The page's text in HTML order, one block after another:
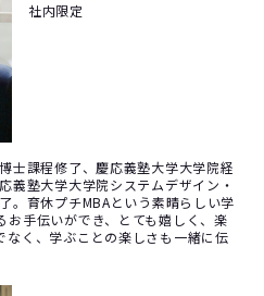
社内限定
士課程修了、慶応義塾大学大学院経
義塾大学大学院システムデザイン・
。育休プチMBAという素晴らしい学
お手伝いができ、とても嬉しく、楽
なく、学ぶことの楽しさも一緒に伝